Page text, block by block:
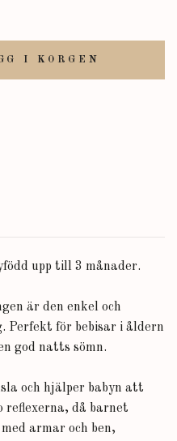
I KORGEN
upp till 3 månader.
är den enkel och
Perfekt för bebisar i åldern
god natts sömn.
och hjälper babyn att
reflexerna, då barnet
armar och ben,